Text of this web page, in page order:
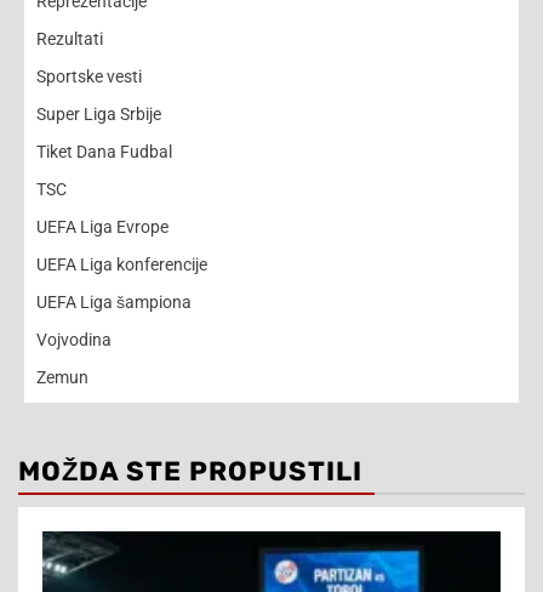
Rezultati
Sportske vesti
Super Liga Srbije
Tiket Dana Fudbal
TSC
UEFA Liga Evrope
UEFA Liga konferencije
UEFA Liga šampiona
Vojvodina
Zemun
MOŽDA STE PROPUSTILI